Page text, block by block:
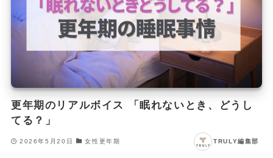
更年期のリアルボイス 「眠れないとき、どうし
てる？」
2026年5月20日 女性更年期 TRULY編集部